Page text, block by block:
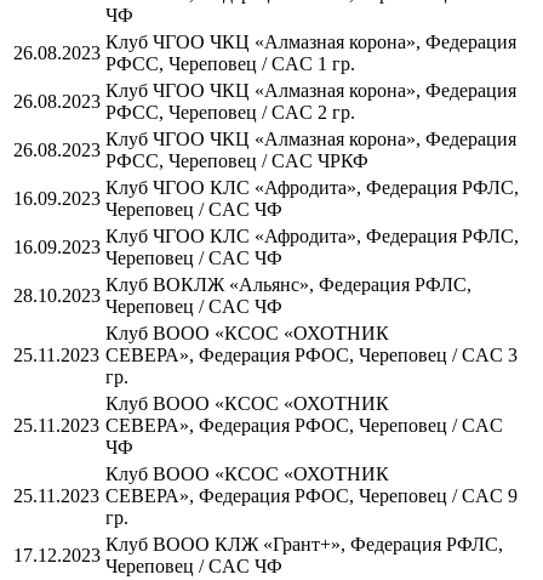
ЧФ
26.08.2023
Клуб ЧГОО ЧКЦ «Алмазная корона», Федерация
РФСС, Череповец / CAC 1 гр.
26.08.2023
Клуб ЧГОО ЧКЦ «Алмазная корона», Федерация
РФСС, Череповец / CAC 2 гр.
26.08.2023
Клуб ЧГОО ЧКЦ «Алмазная корона», Федерация
РФСС, Череповец / CAC ЧРКФ
16.09.2023
Клуб ЧГОО КЛС «Афродита», Федерация РФЛС,
Череповец / CAC ЧФ
16.09.2023
Клуб ЧГОО КЛС «Афродита», Федерация РФЛС,
Череповец / CAC ЧФ
28.10.2023
Клуб ВОКЛЖ «Альянс», Федерация РФЛС,
Череповец / CAC ЧФ
25.11.2023
Клуб ВООО «КСОС «ОХОТНИК
СЕВЕРА», Федерация РФОС, Череповец / CAC 3
гр.
25.11.2023
Клуб ВООО «КСОС «ОХОТНИК
СЕВЕРА», Федерация РФОС, Череповец / CAC
ЧФ
25.11.2023
Клуб ВООО «КСОС «ОХОТНИК
СЕВЕРА», Федерация РФОС, Череповец / CAC 9
гр.
17.12.2023
Клуб ВООО КЛЖ «Грант+», Федерация РФЛС,
Череповец / CAC ЧФ